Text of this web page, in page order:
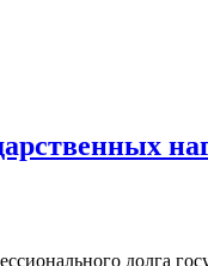
долга